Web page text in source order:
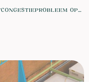
BIJ DEZE BEDRIJVEN HEBBEN WIJ HET NETCONGESTIEPROBLEEM OPGELOST